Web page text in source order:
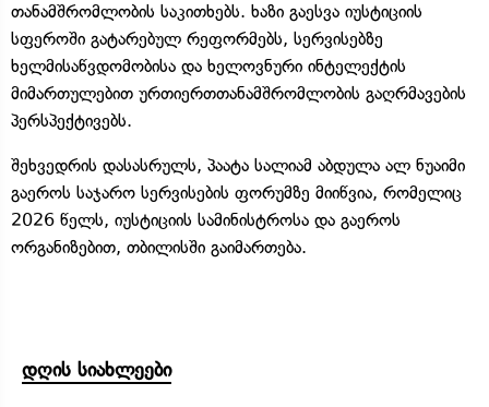
თანამშრომლობის საკითხებს. ხაზი გაესვა იუსტიციის
სფეროში გატარებულ რეფორმებს, სერვისებზე
ხელმისაწვდომობისა და ხელოვნური ინტელექტის
მიმართულებით ურთიერთთანამშრომლობის გაღრმავების
პერსპექტივებს.
შეხვედრის დასასრულს, პაატა სალიამ აბდულა ალ ნუაიმი
გაეროს საჯარო სერვისების ფორუმზე მიიწვია, რომელიც
2026 წელს, იუსტიციის სამინისტროსა და გაეროს
ორგანიზებით, თბილისში გაიმართება.
დღის სიახლეები